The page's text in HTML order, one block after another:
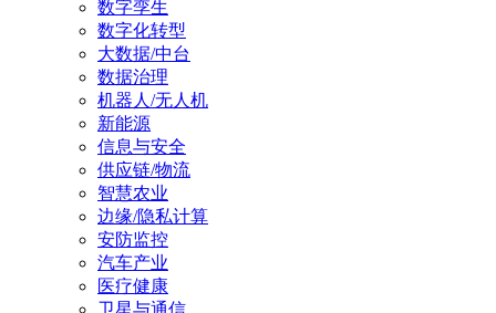
数字孪生
数字化转型
大数据/中台
数据治理
机器人/无人机
新能源
信息与安全
供应链/物流
智慧农业
边缘/隐私计算
安防监控
汽车产业
医疗健康
卫星与通信